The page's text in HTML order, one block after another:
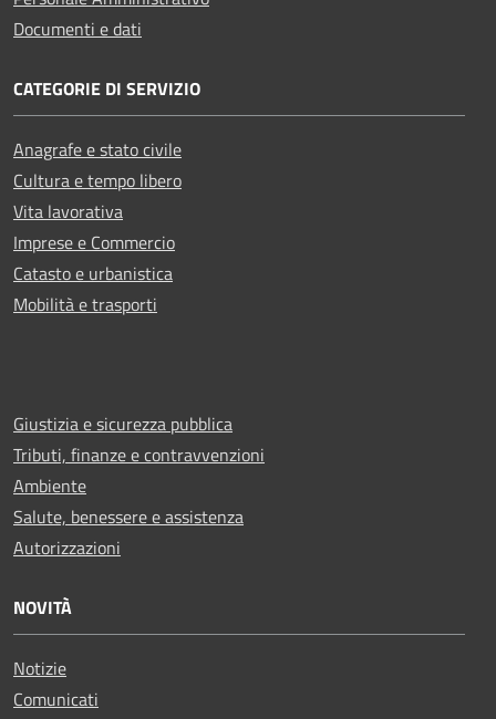
Documenti e dati
CATEGORIE DI SERVIZIO
Anagrafe e stato civile
Cultura e tempo libero
Vita lavorativa
Imprese e Commercio
Catasto e urbanistica
Mobilità e trasporti
Giustizia e sicurezza pubblica
Tributi, finanze e contravvenzioni
Ambiente
Salute, benessere e assistenza
Autorizzazioni
NOVITÀ
Notizie
Comunicati